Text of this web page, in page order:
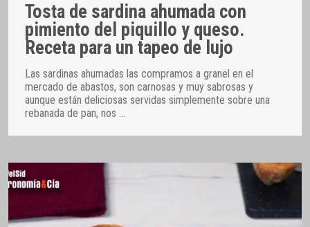
Tosta de sardina ahumada con
pimiento del piquillo y queso.
Receta para un tapeo de lujo
Las sardinas ahumadas las compramos a granel en el
mercado de abastos, son carnosas y muy sabrosas y
aunque están deliciosas servidas simplemente sobre una
rebanada de pan, nos